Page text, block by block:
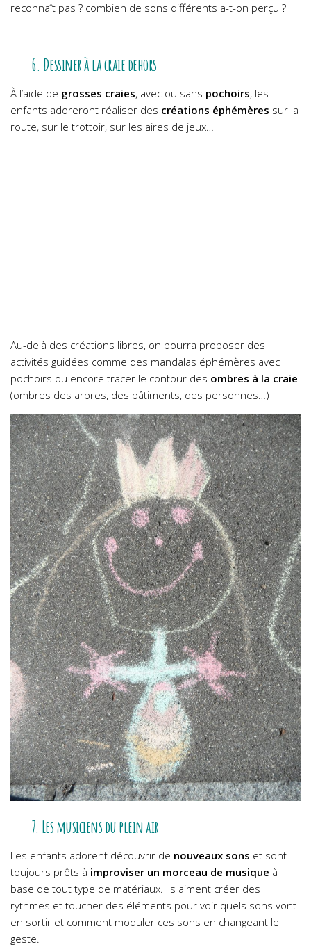
reconnaît pas ? combien de sons différents a-t-on perçu ?
6. Dessiner à la craie dehors
À l’aide de grosses craies, avec ou sans pochoirs, les
enfants adoreront réaliser des créations éphémères sur la
route, sur le trottoir, sur les aires de jeux…
Au-delà des créations libres, on pourra proposer des
activités guidées comme des mandalas éphémères avec
pochoirs ou encore tracer le contour des ombres à la craie
(ombres des arbres, des bâtiments, des personnes…)
7. Les musiciens du plein air
Les enfants adorent découvrir de nouveaux sons et sont
toujours prêts à improviser un morceau de musique à
base de tout type de matériaux. Ils aiment créer des
rythmes et toucher des éléments pour voir quels sons vont
en sortir et comment moduler ces sons en changeant le
geste.